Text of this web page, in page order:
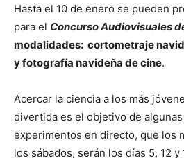
Hasta el 10 de enero se pueden
para el Concurso Audiovisuales
modalidades: cortometraje
y fotografía navideña de cine.
Acercar la ciencia a los más
divertida es el objetivo de
experimentos en directo, que los
los sábados, serán los días 5, 12